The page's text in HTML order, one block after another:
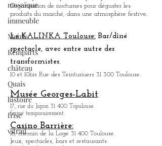
mosaïque
immeuble
Mairie
Remparts
château
Quais
histoire
frise
vitrail
Le plus petit marché couvert de Toulouse.
Il y règne un peu une ambiancedevillage.
Mais il y tous les produits qu'on peut chercher.
Organisation de nocturnes pour déguster les
produits du marché, dans une atmosphère festive.
Le KALINKA Toulouse:
spectacle, avec entre autre des
transformistes.
10 et 10bis Rue des Teinturiuers 31 300 Toulouse.
Musée Georges-Labit
17, rue du Japon 31 400 Topulouse.
fermé temporairement.